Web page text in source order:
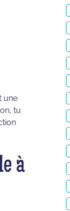
une
tu
à